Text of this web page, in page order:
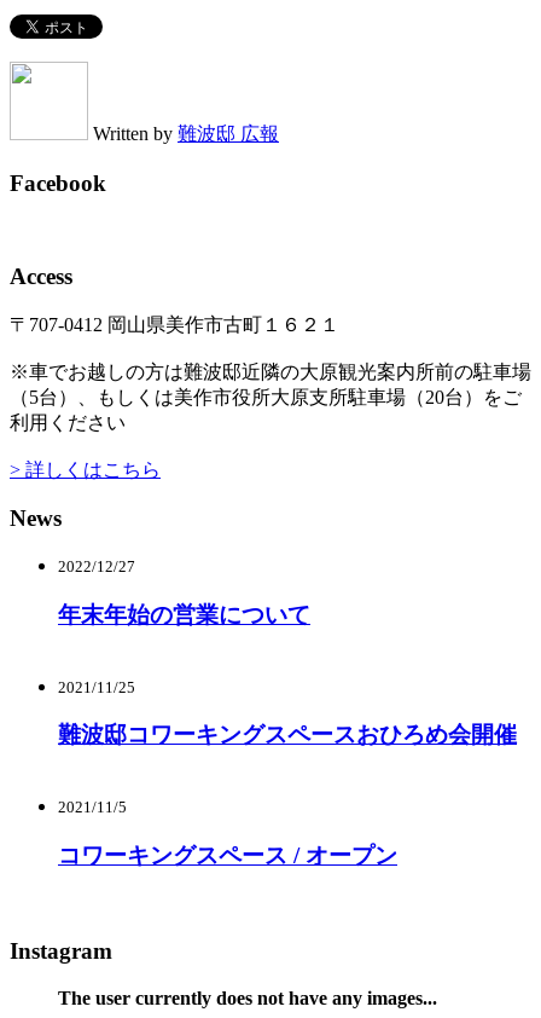
Written by 難波邸 広報
Facebook
Access
〒707-0412 岡山県美作市古町１６２１
※車でお越しの方は難波邸近隣の大原観光案内所前の駐車場
（5台）、もしくは美作市役所大原支所駐車場（20台）をご
利用ください
> 詳しくはこちら
News
2022/12/27
年末年始の営業について
2021/11/25
難波邸コワーキングスペースおひろめ会開催
2021/11/5
コワーキングスペース / オープン
Instagram
The user currently does not have any images...